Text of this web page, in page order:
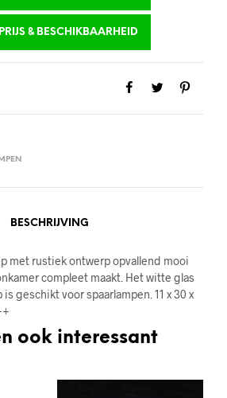
& BESCHIKBAARHEID
BESCHRIJVING
met rustiek ontwerp opvallend mooi
compleet maakt. Het witte glas
geschikt voor spaarlampen. 11 x 30 x
ook interessant